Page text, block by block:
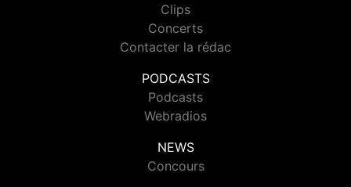
Clips
Concerts
Contacter la rédac
PODCASTS
Podcasts
Webradios
NEWS
Concours